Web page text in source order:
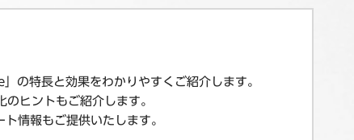
の特長と効果をわかりやすくご紹介します。
ヒントもご紹介します。
情報もご提供いたします。